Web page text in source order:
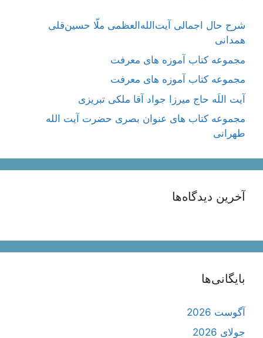
شرح حال اجمالی آیت‌الله‌العظمی ملّا حسین‌قلی
همدانی
مجموعه کتاب آموزه های معرفت
مجموعه کتاب آموزه های معرفت
آیت اللَه حاج میرزا جواد آقا ملکی تبریزی
مجموعه کتاب های عنوان بصری حضرت آیت الله
طهرانی
آخرین دیدگاه‌ها
بایگانی‌ها
آگوست 2026
جولای 2026